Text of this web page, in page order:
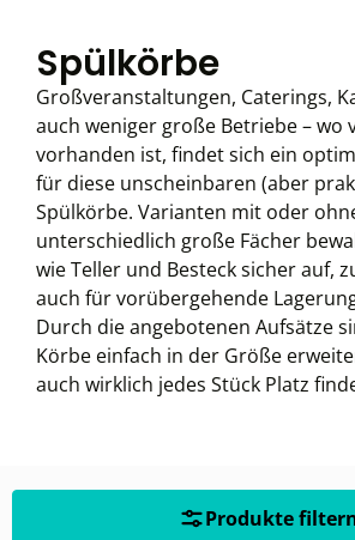
Spülkörbe
Großveranstaltungen, Caterings,
auch weniger große Betriebe – wo
vorhanden ist, findet sich ein
für diese unscheinbaren (aber
Spülkörbe. Varianten mit oder
unterschiedlich große Fächer
wie Teller und Besteck sicher auf,
auch für vorübergehende
Durch die angebotenen Aufsätze
Körbe einfach in der Größe
auch wirklich jedes Stück Platz
Produkte